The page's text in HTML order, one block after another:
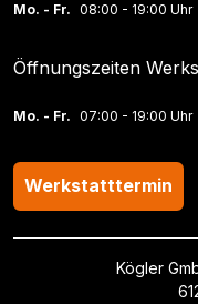
Mo. - Fr. 08:00 - 19:00 Uhr
Öffnungszeiten
Werkstatttermin
Mo. - Fr. 07:00 - 19:00 Uhr
Kögler